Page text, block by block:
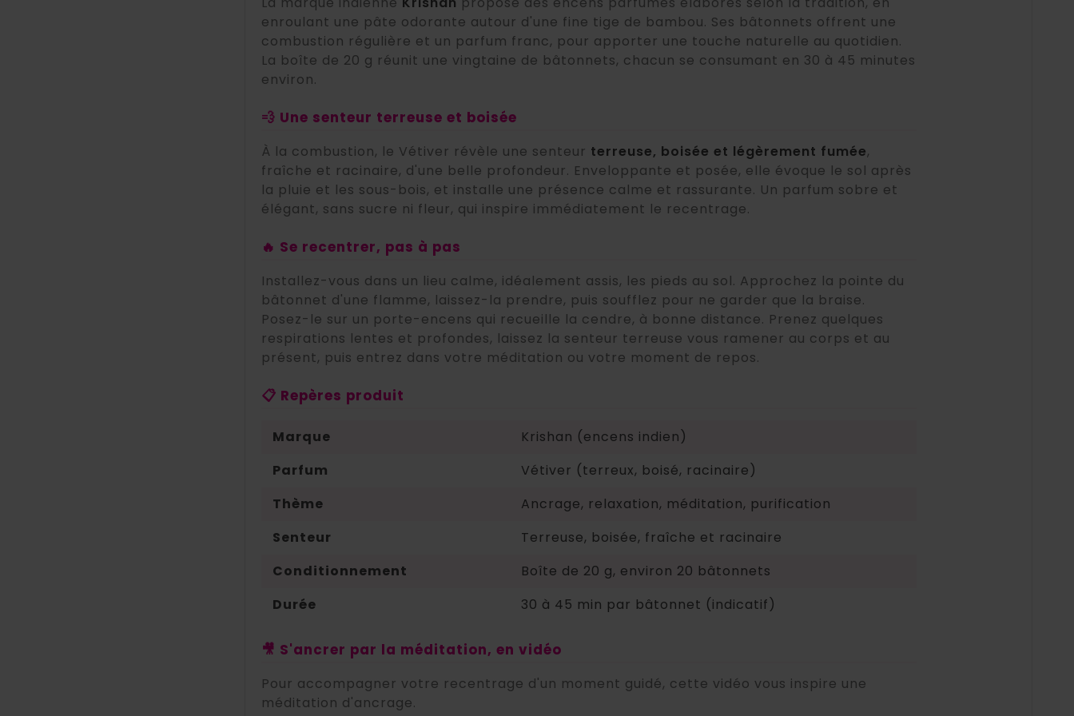
enroulant une pâte odorante autour d'une fine tige de bambou. Ses bâtonnets offrent une
combustion régulière et un parfum franc, pour apporter une touche naturelle au quotidien.
La boîte de 20 g réunit une vingtaine de bâtonnets, chacun se consumant en 30 à 45 minutes
environ.
💨 Une senteur terreuse et boisée
À la combustion, le Vétiver révèle une senteur terreuse, boisée et légèrement fumée,
fraîche et racinaire, d'une belle profondeur. Enveloppante et posée, elle évoque le sol après
la pluie et les sous-bois, et installe une présence calme et rassurante. Un parfum sobre et
élégant, sans sucre ni fleur, qui inspire immédiatement le recentrage.
🔥 Se recentrer, pas à pas
Installez-vous dans un lieu calme, idéalement assis, les pieds au sol. Approchez la pointe du
bâtonnet d'une flamme, laissez-la prendre, puis soufflez pour ne garder que la braise.
Posez-le sur un porte-encens qui recueille la cendre, à bonne distance. Prenez quelques
respirations lentes et profondes, laissez la senteur terreuse vous ramener au corps et au
présent, puis entrez dans votre méditation ou votre moment de repos.
📋 Repères produit
Marque
Krishan (encens indien)
Parfum
Vétiver (terreux, boisé, racinaire)
Thème
Ancrage, relaxation, méditation, purification
Senteur
Terreuse, boisée, fraîche et racinaire
Conditionnement
Boîte de 20 g, environ 20 bâtonnets
Durée
30 à 45 min par bâtonnet (indicatif)
🎥 S'ancrer par la méditation, en vidéo
Pour accompagner votre recentrage d'un moment guidé, cette vidéo vous inspire une
méditation d'ancrage.